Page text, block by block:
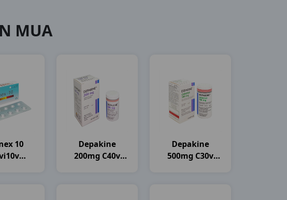
MUA
10
Depakine
200mg C40v
Depakine
500mg C30v